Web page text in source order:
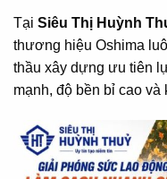
Tại Siêu Thị Huỳnh
thương hiệu Oshima
thầu xây dựng ưu tiên
mạnh, độ bền bỉ cao và